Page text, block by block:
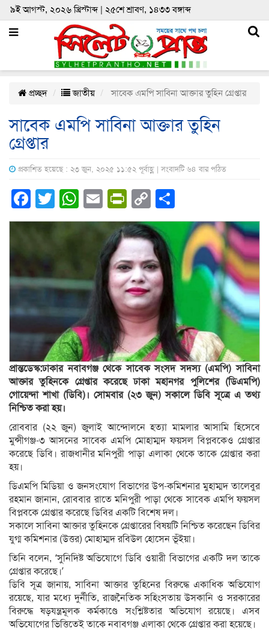
৯ই আগস্ট, ২০২৬ খ্রিস্টাব্দ | ২৫শে শ্রাবণ, ১৪৩৩ বঙ্গাব্দ
প্রচ্ছদ জাতীয় সাবেক এমপি সাবিনা আক্তার তুহিন গ্রেপ্তার
সাবেক এমপি সাবিনা আক্তার তুহিন
গ্রেপ্তার
প্রকাশিত হয়েছে : ২৩ জুন, ২০২৫ ১১:৫২ পূর্বাহ্ণ | সংবাদটি ৬৪ বার পঠিত
Facebook
Twitter
WhatsApp
EmailPrintFriendly
Copy
Link
প্রান্তডেস্ক:ঢাকার নবাবগঞ্জ থেকে সাবেক সংসদ সদস্য (এমপি) সাবিনা
আক্তার তুহিনকে গ্রেপ্তার করেছে ঢাকা মহানগর পুলিশের (ডিএমপি)
গোয়েন্দা শাখা (ডিবি)। সোমবার (২৩ জুন) সকালে ডিবি সূত্রে এ তথ্য
নিশ্চিত করা হয়।
রোববার (২২ জুন) জুলাই আন্দোলনে হত্যা মামলার আসামি হিসেবে
মুন্সীগঞ্জ-৩ আসনের সাবেক এমপি মোহাম্মদ ফয়সল বিপ্লবকেও গ্রেপ্তার
করেছে ডিবি। রাজধানীর মনিপুরী পাড়া এলাকা থেকে তাকে গ্রেপ্তার করা
হয়।
ডিএমপি মিডিয়া ও জনসংযোগ বিভাগের উপ-কমিশনার মুহাম্মদ তালেবুর
রহমান জানান, রোববার রাতে মনিপুরী পাড়া থেকে সাবেক এমপি ফয়সল
বিপ্লবকে গ্রেপ্তার করেছে ডিবির একটি বিশেষ দল।
সকালে সাবিনা আক্তার তুহিনকে গ্রেপ্তারের বিষয়টি নিশ্চিত করেছেন ডিবির
যুগ্ম কমিশনার (উত্তর) মোহাম্মদ রবিউল হোসেন ভূঁইয়া।
তিনি বলেন, ‘সুনিদিষ্ট অভিযোগে ডিবি ওয়ারী বিভাগের একটি দল তাকে
গ্রেপ্তার করেছে।’
ডিবি সূত্র জানায়, সাবিনা আক্তার তুহিনের বিরুদ্ধে একাধিক অভিযোগ
রয়েছে, যার মধ্যে দুর্নীতি, রাজনৈতিক সহিংসতায় উসকানি ও সরকারের
বিরুদ্ধে ষড়যন্ত্রমূলক কর্মকাণ্ডে সংশ্লিষ্টতার অভিযোগ রয়েছে। এসব
অভিযোগের ভিত্তিতেই তাকে নবাবগঞ্জ এলাকা থেকে গ্রেপ্তার করা হয়েছে।